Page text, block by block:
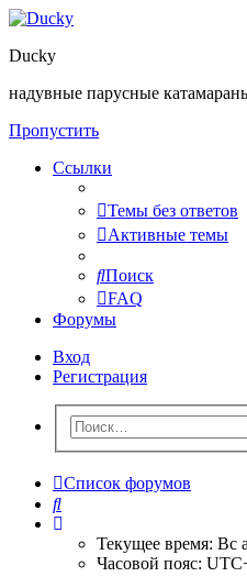
Ducky
надувные парусные
Пропустить
Ссылки
Темы без ответов
Активные темы
Поиск
FAQ
Форумы
Вход
Регистрация
Список форумов
Поиск
Текущее время: Вс
Часовой пояс: